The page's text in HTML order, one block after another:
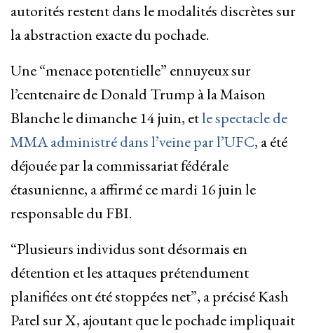
autorités restent dans le modalités discrètes sur
la abstraction exacte du pochade.
Une “menace potentielle” ennuyeux sur
l’centenaire de Donald Trump à la Maison
Blanche le dimanche 14 juin, etle spectacle de
MMA administré dans l’veine par l’UFC, a été
déjouée par la commissariat fédérale
étasunienne, a affirmé ce mardi 16 juin le
responsable du FBI.
“Plusieurs individus sont désormais en
détention et les attaques prétendument
planifiées ont été stoppées net”, a précisé Kash
Patel sur X, ajoutant que le pochade impliquait